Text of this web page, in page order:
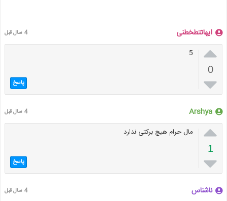
ایهاتتطخطنی 4 سال قبل

0

5
پاسخ
Arshya 4 سال قبل

1

مال حرام هیچ برکتی ندارد
پاسخ
ناشناس 4 سال قبل